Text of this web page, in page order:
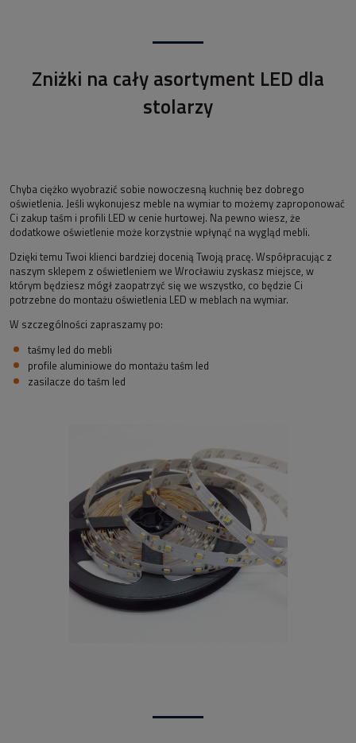
Zniżki na cały asortyment LED dla
stolarzy
Chyba ciężko wyobrazić sobie nowoczesną kuchnię bez dobrego
oświetlenia. Jeśli wykonujesz meble na wymiar to możemy zaproponować
Ci zakup taśm i profili LED w cenie hurtowej. Na pewno wiesz, że
dodatkowe oświetlenie może korzystnie wpłynąć na wygląd mebli.
Dzięki temu Twoi klienci bardziej docenią Twoją pracę. Współpracując z
naszym sklepem z oświetleniem we Wrocławiu zyskasz miejsce, w
którym będziesz mógł zaopatrzyć się we wszystko, co będzie Ci
potrzebne do montażu oświetlenia LED w meblach na wymiar.
W szczególności zapraszamy po:
taśmy led do mebli
profile aluminiowe do montażu taśm led
zasilacze do taśm led